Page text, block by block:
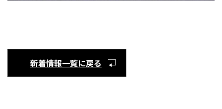
新着情報一覧に戻る